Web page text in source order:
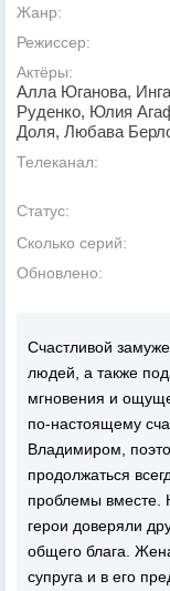
Жанр:
Режиссер:
Актёры:
Алла Юганова,
Руденко, Юлия
Доля, Любава
Телеканал:
Статус:
Сколько серий:
Обновлено:
Счастливой
людей, а также
мгновения и
по-настоящему
Владимиром,
продолжаться
проблемы вместе.
герои доверяли
общего блага.
супруга и в его